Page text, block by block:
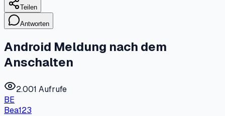
Teilen
Antworten
Android Meldung nach dem
Anschalten
2.001 Aufrufe
BE
Bea123